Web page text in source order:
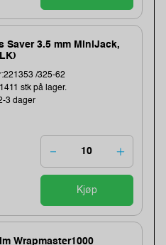
Saver 3.5 mm MiniJack,
/325-62
stk på lager.
3 dager
Kjøp
Wrapmaster1000